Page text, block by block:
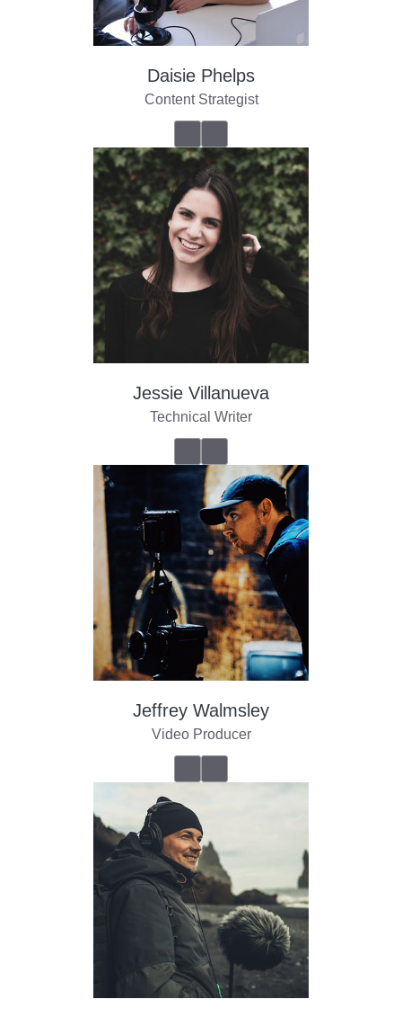
Daisie Phelps
Content Strategist
Jessie Villanueva
Technical Writer
Jeffrey Walmsley
Video Producer